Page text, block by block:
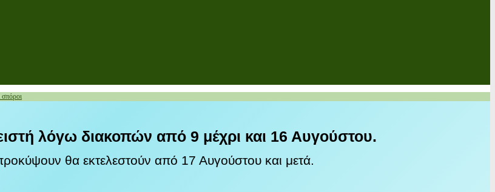
σπόροι
λόγω διακοπών από 9 μέχρι και 16 Αυγούστου.
θα εκτελεστούν από 17 Αυγούστου και μετά.